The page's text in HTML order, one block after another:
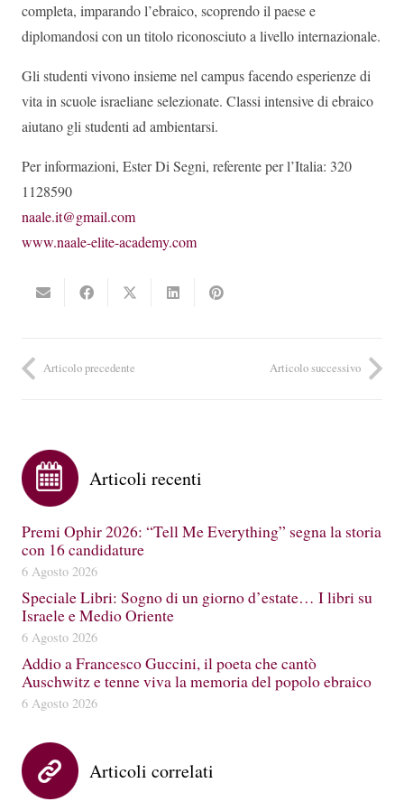
completa, imparando l’ebraico, scoprendo il paese e
diplomandosi con un titolo riconosciuto a livello internazionale.
Gli studenti vivono insieme nel campus facendo esperienze di
vita in scuole israeliane selezionate. Classi intensive di ebraico
aiutano gli studenti ad ambientarsi.
Per informazioni, Ester Di Segni, referente per l’Italia: 320
1128590
naale.it@gmail.com
www.naale-elite-academy.com
Articolo precedente Articolo successivo
Articoli recenti
Premi Ophir 2026: “Tell Me Everything” segna la storia
con 16 candidature
6 Agosto 2026
Speciale Libri: Sogno di un giorno d’estate… I libri su
Israele e Medio Oriente
6 Agosto 2026
Addio a Francesco Guccini, il poeta che cantò
Auschwitz e tenne viva la memoria del popolo ebraico
6 Agosto 2026
Articoli correlati